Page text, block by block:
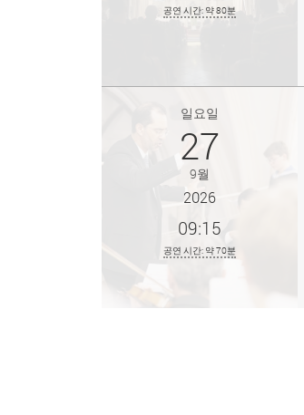
공연 시간: 약 80분
일요일
27
9월
2026
09:15
공연 시간: 약 70분